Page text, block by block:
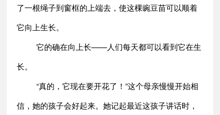
了一根绳子到窗框的上端去，使这棵豌豆苗可以顺着
它向上生长。
它的确在向上长——人们每天都可以看到它在生
长。
“真的，它现在要开花了！”这个母亲慢慢开始相
信，她的孩子会好起来。她记起最近这孩子讲话时，